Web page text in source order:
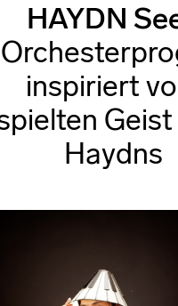
HAYDN
inspiriert
Geist
Haydns